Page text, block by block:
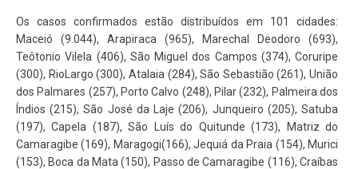
Os casos confirmados estão distribuídos em 101 cidades:
Maceió (9.044), Arapiraca (965), Marechal Deodoro (693),
Teôtonio Vilela (406), São Miguel dos Campos (374), Coruripe
(300), RioLargo (300), Atalaia (284), São Sebastião (261), União
dos Palmares (257), Porto Calvo (248), Pilar (232), Palmeira dos
Índios (215), São José da Laje (206), Junqueiro (205), Satuba
(197), Capela (187), São Luís do Quitunde (173), Matriz do
Camaragibe (169), Maragogi(166), Jequiá da Praia (154), Murici
(153), Boca da Mata (150), Passo de Camaragibe (116), Craíbas